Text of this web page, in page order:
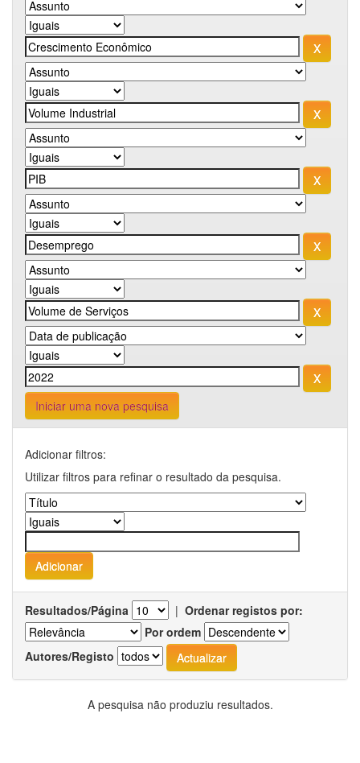
Iniciar uma nova pesquisa
Adicionar filtros:
Utilizar filtros para refinar o resultado da pesquisa.
Resultados/Página | Ordenar registos por:
Por ordem
Autores/Registo
A pesquisa não produziu resultados.